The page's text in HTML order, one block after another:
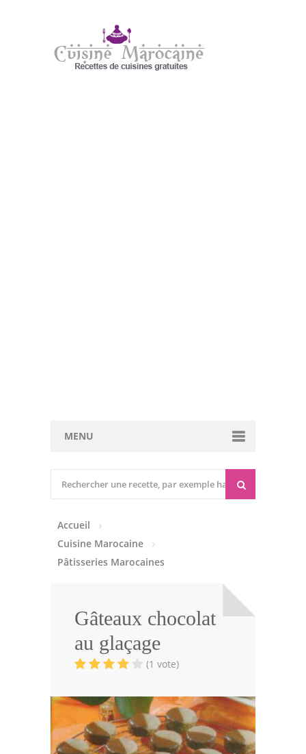
MENU
Entrées Froides
Tajines
Viandes
Volailles
Poissons
Soupes
Pâtisseries
Accueil
Cuisine Marocaine
Pâtisseries Marocaines
Gâteaux chocolat
au glaçage
(1 vote)